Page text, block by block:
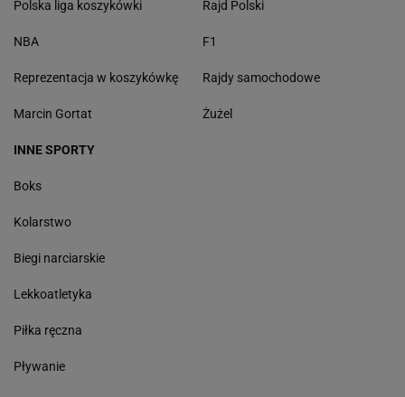
Polska liga koszykówki
NBA
Reprezentacja w koszykówkę
Marcin Gortat
Rajd Polski
F1
Rajdy samochodowe
Żużel
INNE SPORTY
Boks
Kolarstwo
Biegi narciarskie
Lekkoatletyka
Piłka ręczna
Pływanie